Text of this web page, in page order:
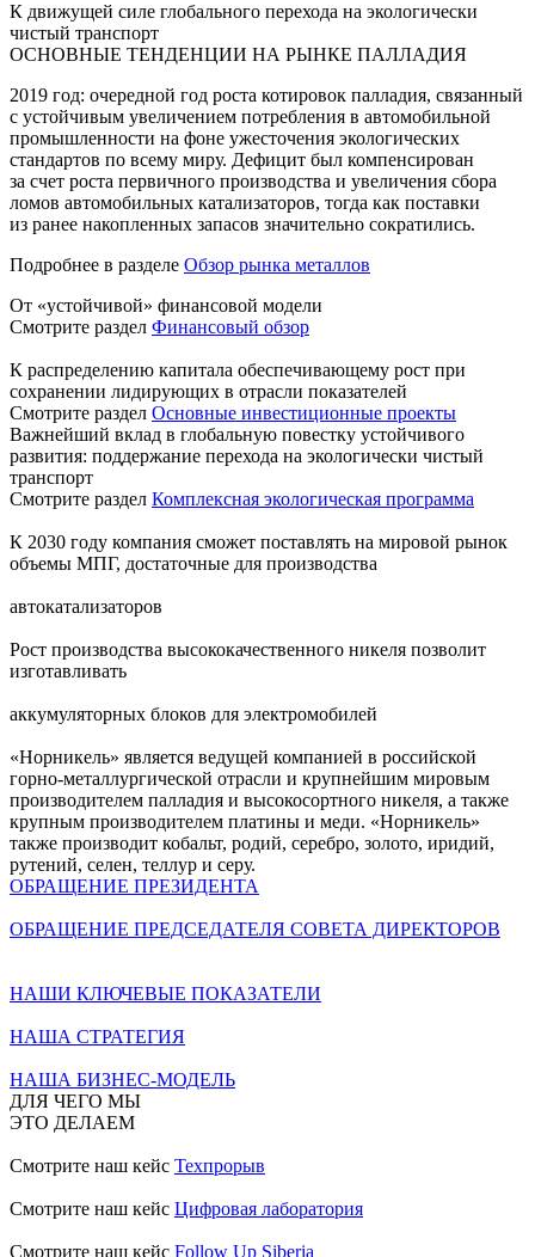
К движущей силе глобального перехода на экологически
чистый транспорт
ОСНОВНЫЕ ТЕНДЕНЦИИ НА РЫНКЕ ПАЛЛАДИЯ
2019 год: очередной год роста котировок палладия, связанный
с устойчивым увеличением потребления в автомобильной
промышленности на фоне ужесточения экологических
стандартов по всему миру. Дефицит был компенсирован
за счет роста первичного производства и увеличения сбора
ломов автомобильных катализаторов, тогда как поставки
из ранее накопленных запасов значительно сократились.
Подробнее в разделе Обзор рынка металлов
От «устойчивой» финансовой модели
Смотрите раздел Финансовый обзор
К распределению капитала обеспечивающему рост при
сохранении лидирующих в отрасли показателей
Смотрите раздел Основные инвестиционные проекты
Важнейший вклад в глобальную повестку устойчивого
развития: поддержание перехода на экологически чистый
транспорт
Смотрите раздел Комплексная экологическая программа
К 2030 году компания сможет поставлять на мировой рынок
объемы МПГ, достаточные для производства
автокатализаторов
Рост производства высококачественного никеля позволит
изготавливать
аккумуляторных блоков для электромобилей
«Норникель» является ведущей компанией в российской
горно-металлургической отрасли и крупнейшим мировым
производителем палладия и высокосортного никеля, а также
крупным производителем платины и меди. «Норникель»
также производит кобальт, родий, серебро, золото, иридий,
рутений, селен, теллур и серу.
ОБРАЩЕНИЕ ПРЕЗИДЕНТА
ОБРАЩЕНИЕ ПРЕДСЕДАТЕЛЯ СОВЕТА ДИРЕКТОРОВ
НАШИ КЛЮЧЕВЫЕ ПОКАЗАТЕЛИ
НАША СТРАТЕГИЯ
НАША БИЗНЕС-МОДЕЛЬ
ДЛЯ ЧЕГО МЫ
ЭТО ДЕЛАЕМ
Смотрите наш кейс Техпрорыв
Смотрите наш кейс Цифровая лаборатория
Смотрите наш кейс Follow Up Siberia